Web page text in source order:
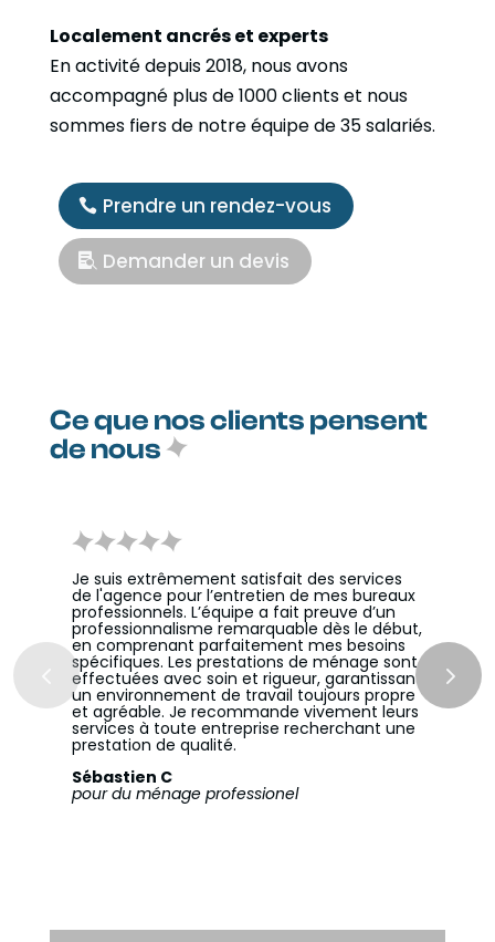
Localement ancrés et experts
En activité depuis 2018, nous avons
accompagné plus de 1000 clients et nous
sommes fiers de notre équipe de 35 salariés.
Prendre un rendez-vous
Demander un devis
Ce que nos clients pensent
de nous
Je suis extrêmement satisfait des services
de l'agence pour l’entretien de mes bureaux
professionnels. L’équipe a fait preuve d’un
professionnalisme remarquable dès le début,
en comprenant parfaitement mes besoins
spécifiques. Les prestations de ménage sont
effectuées avec soin et rigueur, garantissant
un environnement de travail toujours propre
et agréable. Je recommande vivement leurs
services à toute entreprise recherchant une
prestation de qualité.
Sébastien C
pour du ménage professionel